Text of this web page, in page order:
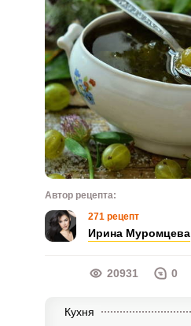
Автор рецепта:
271 рецепт
Ирина Муромцева
20931 0
Кухня